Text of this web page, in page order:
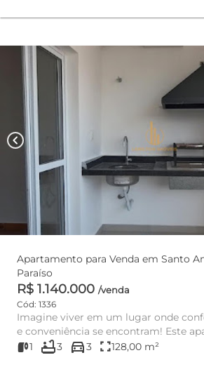
chevron_left
Apartamento para Venda em Santo
Paraíso
R$ 1.140.000 /venda
Cód: 1336
Imagine viver em um lugar onde
e conveniência se encontram! Este
bairro Paraíso, e...
1 bathtub3 directions_car3 fullscreen128,00 m²